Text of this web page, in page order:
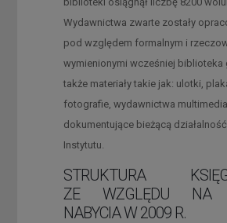
Wydawnictwa zwarte zostały
pod względem formalnym i
wymienionymi wcześniej biblioteka
także materiały takie jak: ulotki,
fotografie, wydawnictwa
dokumentujące bieżącą
Instytutu.
STRUKTURA
ZE WZGLĘDU NA
NABYCIA W 2009 R.